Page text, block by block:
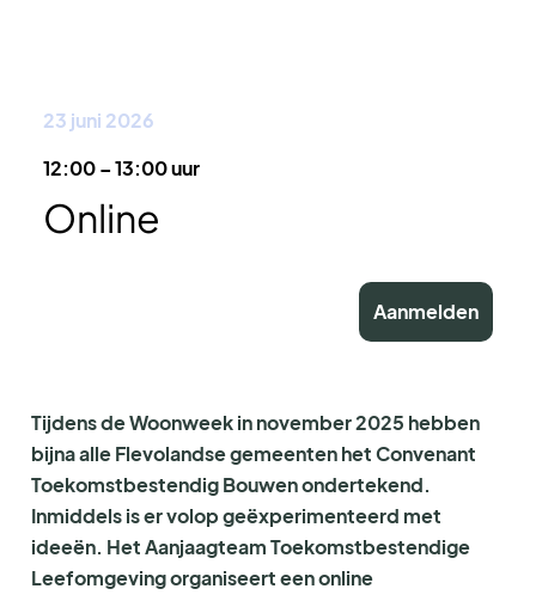
23 juni 2026
12:00 – 13:00 uur
Online
Aanmelden
Tijdens de Woonweek in november 2025 hebben
bijna alle Flevolandse gemeenten het Convenant
Toekomstbestendig Bouwen ondertekend.
Inmiddels is er volop geëxperimenteerd met
ideeën. Het Aanjaagteam Toekomstbestendige
Leefomgeving organiseert een online